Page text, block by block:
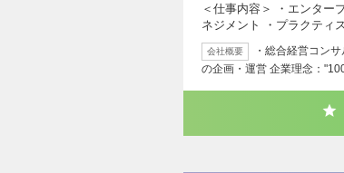
＜仕事内容＞ ・エンター
ネジメント ・プラクティ
会社概要
・総合経営コン
の企画・運営 企業理念：